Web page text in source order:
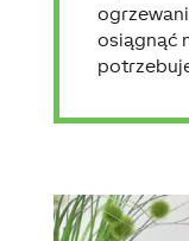
osiągnąć